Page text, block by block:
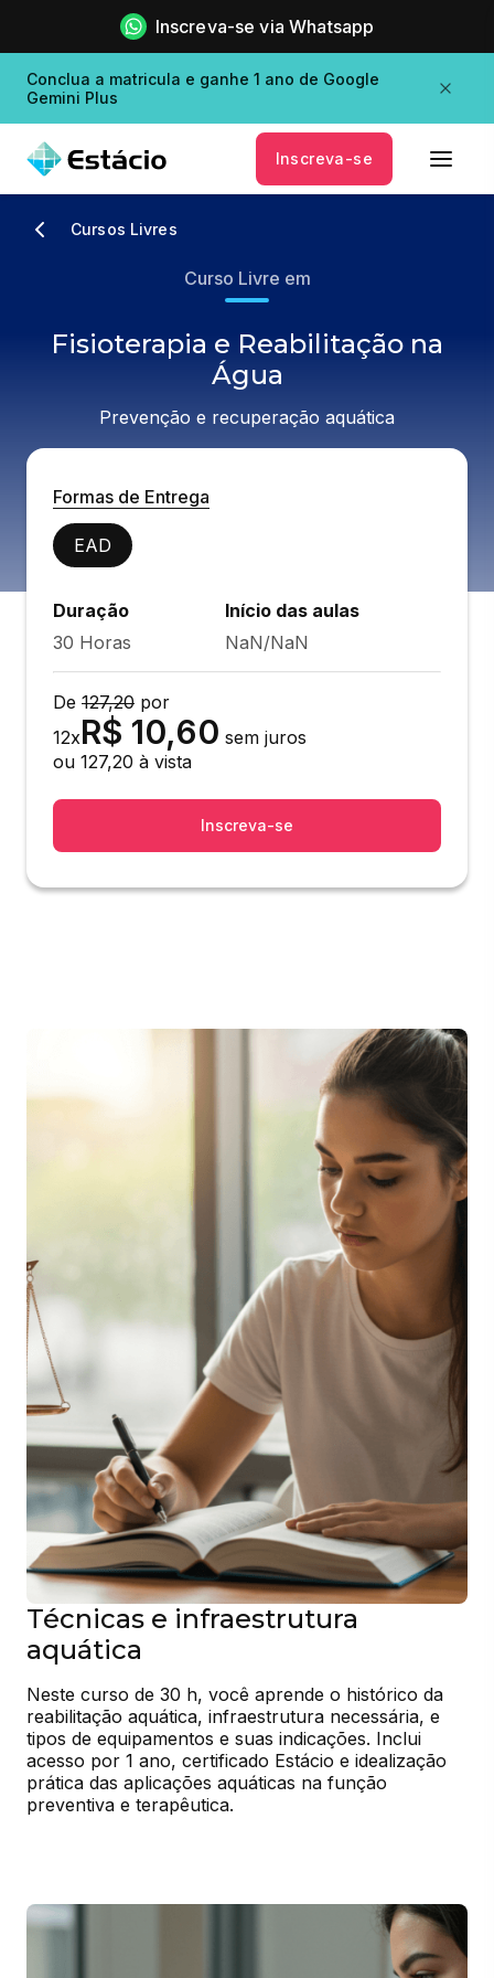
Inscreva-se via Whatsapp
Conclua a matricula e ganhe 1 ano de Google
Gemini Plus
Inscreva-se
Cursos Livres
Curso Livre em
Fisioterapia e Reabilitação na
Água
Prevenção e recuperação aquática
Formas de Entrega
EAD
Duração
30 Horas
Início das aulas
NaN/NaN
De 127,20 por
12xR$ 10,60 sem juros
ou 127,20 à vista
Inscreva-se
Técnicas e infraestrutura
aquática
Neste curso de 30 h, você aprende o histórico da
reabilitação aquática, infraestrutura necessária, e
tipos de equipamentos e suas indicações. Inclui
acesso por 1 ano, certificado Estácio e idealização
prática das aplicações aquáticas na função
preventiva e terapêutica.